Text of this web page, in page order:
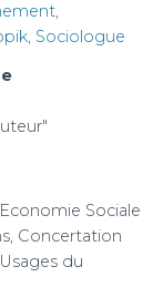
,
, Sociologue
Sociale
Concertation
du